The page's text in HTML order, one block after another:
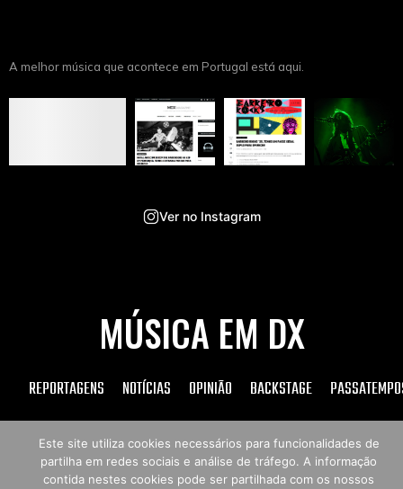
A melhor música que acontece em Portugal está aqui.
Ver no Instagram
MÚSICA EM DX
REPORTAGENS NOTÍCIAS OPINIÃO BACKSTAGE
Copyright © 2026 Música em DX
Este site utiliza cookies necessários para funcionalidades de
partilha em redes sociais e análise de tráfego. A informação
contida nestes cookies pode ser partilhada com os nossos